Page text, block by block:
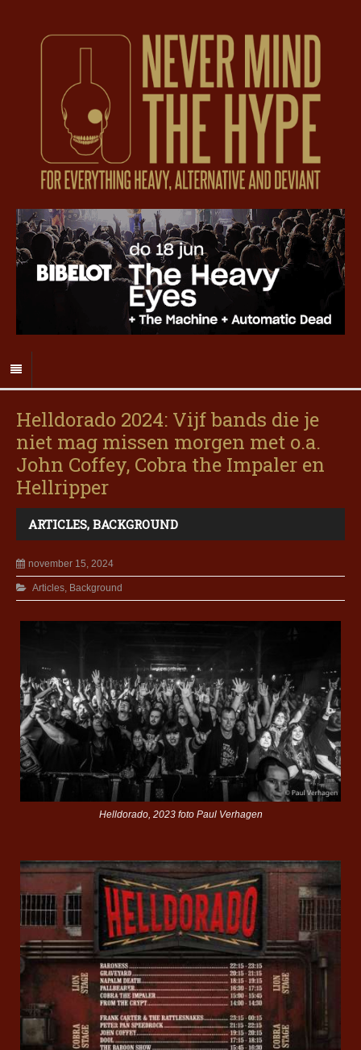
Helldorado 2024: Vijf bands die je
niet mag missen morgen met o.a.
John Coffey, Cobra the Impaler en
Hellripper
ARTICLES, BACKGROUND
november 15, 2024
Articles, Background
Helldorado, 2023 foto Paul Verhagen